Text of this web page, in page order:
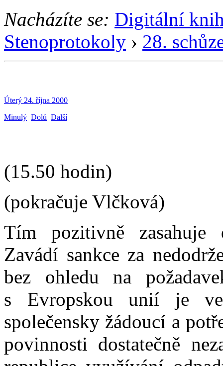
Nacházíte se: Digitální
Stenoprotokoly › 28.
Úterý 24. října 2000
Minulý Dolů Další
(15.50 hodin)
(pokračuje Vlčková)
Tím pozitivně zasahuje
Zavádí sankce za
bez ohledu na
s Evropskou unií je
společensky žádoucí a
povinnosti dostatečně